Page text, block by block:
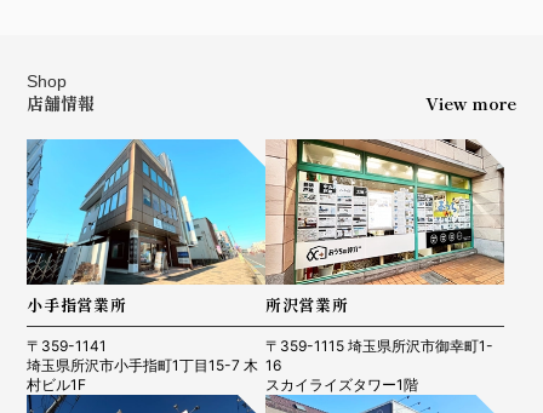
Shop
店舗情報 View more
小手指営業所
〒359-1141
埼玉県所沢市小手指町1丁目15-7 木
村ビル1F
所沢営業所
〒359-1115 埼玉県所沢市御幸町1-
16
スカイライズタワー1階